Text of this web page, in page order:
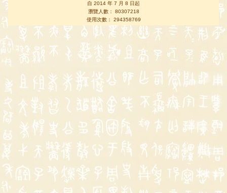
自 2014 年 7 月 8 日起
瀏覽人數： 80307218
使用次數： 294358769